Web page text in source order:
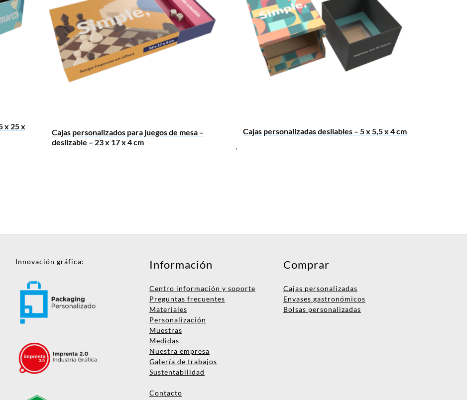
x 25 x
Cajas personalizados para juegos de mesa –
deslizable – 23 x 17 x 4 cm
Cajas personalizadas desliables – 5 x 5,5 x 4 cm
,
Innovación gráfica: Información
Centro información y soporte
Preguntas frecuentes
Materiales
Personalización
Muestras
Medidas
Nuestra empresa
Galería de trabajos
Sustentabilidad
Contacto
Comprar
Cajas personalizadas
Envases gastronómicos
Bolsas personalizadas